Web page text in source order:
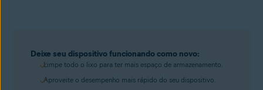
Deixe seu dispositivo funcionando como novo:
Limpe todo o lixo para ter mais espaço de armazenamento.
Aproveite o desempenho mais rápido do seu dispositivo.